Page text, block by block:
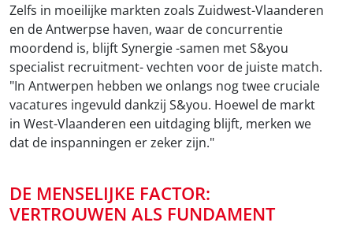
Zelfs in moeilijke markten zoals Zuidwest-Vlaanderen
en de Antwerpse haven, waar de concurrentie
moordend is, blijft Synergie -samen met S&you
specialist recruitment- vechten voor de juiste match.
"In Antwerpen hebben we onlangs nog twee cruciale
vacatures ingevuld dankzij S&you. Hoewel de markt
in West-Vlaanderen een uitdaging blijft, merken we
dat de inspanningen er zeker zijn."
DE MENSELIJKE FACTOR:
VERTROUWEN ALS FUNDAMENT